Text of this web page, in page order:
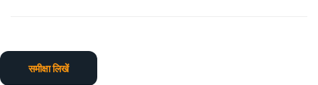
समीक्षा लिखें